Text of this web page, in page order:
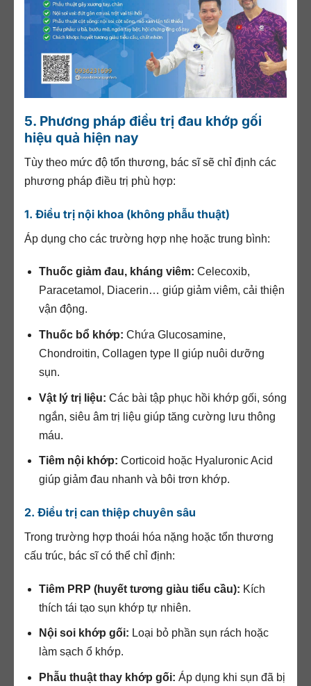
5. Phương pháp điều trị đau khớp gối
hiệu quả hiện nay
Tùy theo mức độ tổn thương, bác sĩ sẽ chỉ định các
phương pháp điều trị phù hợp:
1. Điều trị nội khoa (không phẫu thuật)
Áp dụng cho các trường hợp nhẹ hoặc trung bình:
Thuốc giảm đau, kháng viêm: Celecoxib,
Paracetamol, Diacerin… giúp giảm viêm, cải thiện
vận động.
Thuốc bổ khớp: Chứa Glucosamine,
Chondroitin, Collagen type II giúp nuôi dưỡng
sụn.
Vật lý trị liệu: Các bài tập phục hồi khớp gối, sóng
ngắn, siêu âm trị liệu giúp tăng cường lưu thông
máu.
Tiêm nội khớp: Corticoid hoặc Hyaluronic Acid
giúp giảm đau nhanh và bôi trơn khớp.
2. Điều trị can thiệp chuyên sâu
Trong trường hợp thoái hóa nặng hoặc tổn thương
cấu trúc, bác sĩ có thể chỉ định:
Tiêm PRP (huyết tương giàu tiểu cầu): Kích
thích tái tạo sụn khớp tự nhiên.
Nội soi khớp gối: Loại bỏ phần sụn rách hoặc
làm sạch ổ khớp.
Phẫu thuật thay khớp gối: Áp dụng khi sụn đã bị